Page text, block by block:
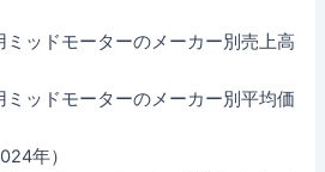
ッドモーターのメーカー別売上高
ッドモーターのメーカー別平均価
年）